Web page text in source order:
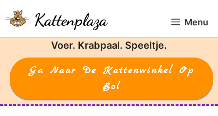
naar
de
Kattenplaza Menu
Voer. Krabpaal. Speeltje.
Ga Naar De Kattenwinkel Op
Bol